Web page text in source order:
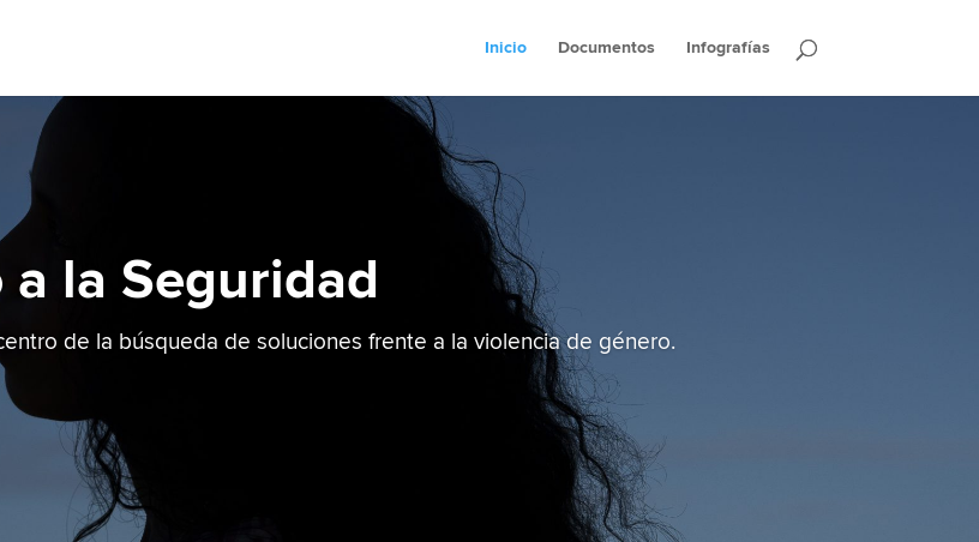
Inicio Documentos Infografías
la Seguridad
de la búsqueda de soluciones frente a la violencia de género.